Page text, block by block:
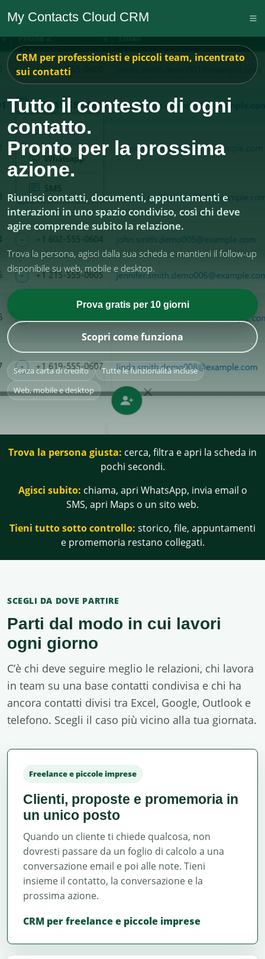
My Contacts Cloud CRM
CRM per professionisti e piccoli team, incentrato
sui contatti
Tutto il contesto di ogni
contatto.
Pronto per la prossima
azione.
Riunisci contatti, documenti, appuntamenti e
interazioni in uno spazio condiviso, così chi deve
agire comprende subito la relazione.
Trova la persona, agisci dalla sua scheda e mantieni il follow-up
disponibile su web, mobile e desktop.
Prova gratis per 10 giorni
Scopri come funziona
Senza carta di credito
Tutte le funzionalità incluse
Web, mobile e desktop
Trova la persona giusta: cerca, filtra e apri la scheda in
pochi secondi.
Agisci subito: chiama, apri WhatsApp, invia email o
SMS, apri Maps o un sito web.
Tieni tutto sotto controllo: storico, file, appuntamenti
e promemoria restano collegati.
SCEGLI DA DOVE PARTIRE
Parti dal modo in cui lavori
ogni giorno
C’è chi deve seguire meglio le relazioni, chi lavora
in team su una base contatti condivisa e chi ha
ancora contatti divisi tra Excel, Google, Outlook e
telefono. Scegli il caso più vicino alla tua giornata.
Freelance e piccole imprese
Clienti, proposte e promemoria in
un unico posto
Quando un cliente ti chiede qualcosa, non
dovresti passare da un foglio di calcolo a una
conversazione email e poi alle note. Tieni
insieme il contatto, la conversazione e la
prossima azione.
CRM per freelance e piccole imprese